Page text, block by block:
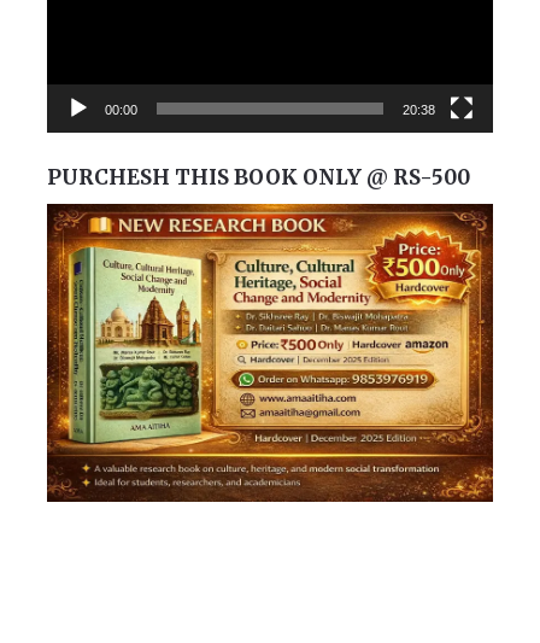
00:00 20:38
PURCHESH THIS BOOK ONLY @ RS-500